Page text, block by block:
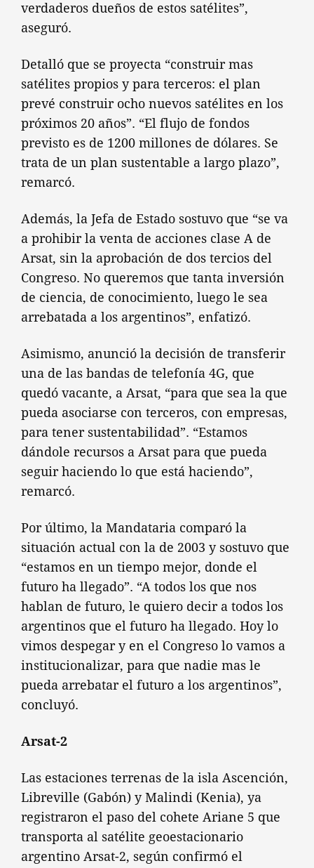
verdaderos dueños de estos satélites”,
aseguró.
Detalló que se proyecta “construir mas
satélites propios y para terceros: el plan
prevé construir ocho nuevos satélites en los
próximos 20 años”. “El flujo de fondos
previsto es de 1200 millones de dólares. Se
trata de un plan sustentable a largo plazo”,
remarcó.
Además, la Jefa de Estado sostuvo que “se va
a prohibir la venta de acciones clase A de
Arsat, sin la aprobación de dos tercios del
Congreso. No queremos que tanta inversión
de ciencia, de conocimiento, luego le sea
arrebatada a los argentinos”, enfatizó.
Asimismo, anunció la decisión de transferir
una de las bandas de telefonía 4G, que
quedó vacante, a Arsat, “para que sea la que
pueda asociarse con terceros, con empresas,
para tener sustentabilidad”. “Estamos
dándole recursos a Arsat para que pueda
seguir haciendo lo que está haciendo”,
remarcó.
Por último, la Mandataria comparó la
situación actual con la de 2003 y sostuvo que
“estamos en un tiempo mejor, donde el
futuro ha llegado”. “A todos los que nos
hablan de futuro, le quiero decir a todos los
argentinos que el futuro ha llegado. Hoy lo
vimos despegar y en el Congreso lo vamos a
institucionalizar, para que nadie mas le
pueda arrebatar el futuro a los argentinos”,
concluyó.
Arsat-2
Las estaciones terrenas de la isla Ascención,
Libreville (Gabón) y Malindi (Kenia), ya
registraron el paso del cohete Ariane 5 que
transporta al satélite geoestacionario
argentino Arsat-2, según confirmó el